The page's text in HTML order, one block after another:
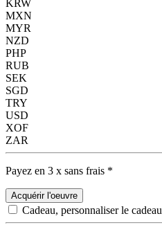
KRW
MXN
MYR
NZD
PHP
RUB
SEK
SGD
TRY
USD
XOF
ZAR
Payez en 3 x sans frais *
Acquérir l'oeuvre
Cadeau, personnaliser le cadeau